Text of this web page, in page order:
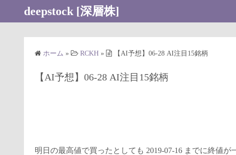
deepstock [深層株]
ホーム » RCKH » 【AI予想】06-28 AI注目15銘柄
【AI予想】06-28 AI注目15銘柄
明日の最高値で買ったとしても 2019-07-16 までに終値が